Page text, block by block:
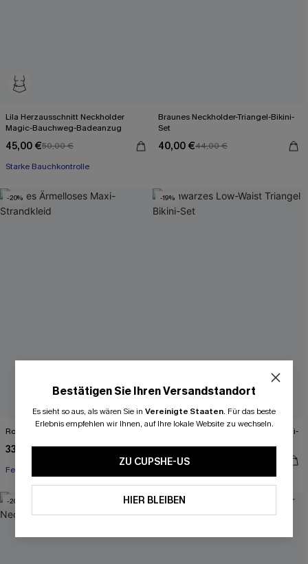
Lila Herzausschnitt Neckholder
Magic-Bauchweg-Badeanzug
45,00 €50,00 €
Starke Bauchkontrolle
Braunes Neckholder-Triangel-Bikini-
Set
40,00 €44,00 €
-20%
Rotes Ärmelloses Maxi-Strandkleid
33,00 €41,00 €
Festlich
-19%
Schwarzes Low-Waist Triangel Bikini-
38,00 €
-20% -20%
Bestätigen Sie Ihren Versandstandort
Es sieht so aus, als wären Sie in Vereinigte Staaten. Für das beste
Erlebnis empfehlen wir Ihnen, auf Ihre lokale Website zu wechseln.
ZU CUPSHE-US
HIER BLEIBEN